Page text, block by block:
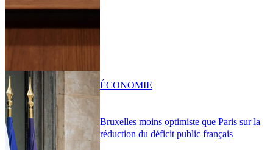
Bruxelles moins optimiste que Paris sur la
réduction du déficit public français
ÉCONOMIE